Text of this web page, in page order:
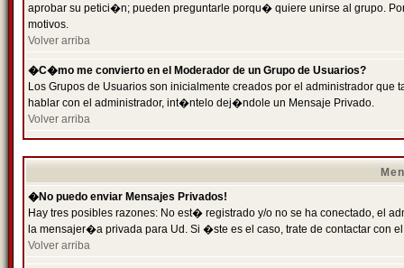
aprobar su petici�n; pueden preguntarle porqu� quiere unirse al grupo.
motivos.
Volver arriba
�C�mo me convierto en el Moderador de un Grupo de Usuarios?
Los Grupos de Usuarios son inicialmente creados por el administrador
hablar con el administrador, int�ntelo dej�ndole un Mensaje Privado.
Volver arriba
�No puedo enviar Mensajes Privados!
Hay tres posibles razones: No est� registrado y/o no se ha conectado, el
la mensajer�a privada para Ud. Si �ste es el caso, trate de contactar con
Volver arriba